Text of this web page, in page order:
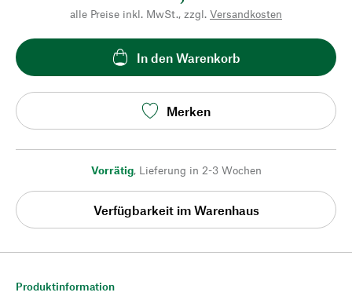
alle Preise inkl. MwSt., zzgl. Versandkosten
In den Warenkorb
Merken
Vorrätig, Lieferung in 2-3 Wochen
Verfügbarkeit im Warenhaus
Produktinformation